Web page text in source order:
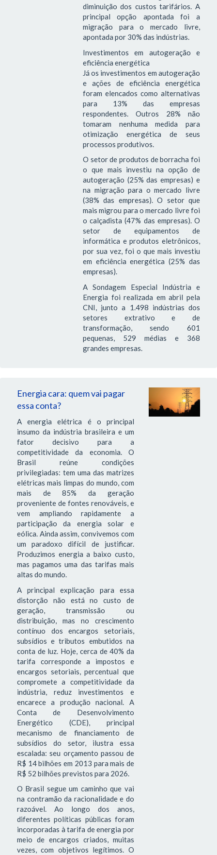
diminuição dos custos tarifários. A
principal opção apontada foi a
migração para o mercado livre,
apontada por 30% das indústrias.
Investimentos em autogeração e
eficiência energética
Já os investimentos em autogeração
e ações de eficiência energética
foram elencados como alternativas
para 13% das empresas
respondentes. Outros 28% não
tomaram nenhuma medida para
otimização energética de seus
processos produtivos.
O setor de produtos de borracha foi
o que mais investiu na opção de
autogeração (25% das empresas) e
na migração para o mercado livre
(38% das empresas). O setor que
mais migrou para o mercado livre foi
o calçadista (47% das empresas). O
setor de equipamentos de
informática e produtos eletrônicos,
por sua vez, foi o que mais investiu
em eficiência energética (25% das
empresas).
A Sondagem Especial Indústria e
Energia foi realizada em abril pela
CNI, junto a 1.498 indústrias dos
setores extrativo e de
transformação, sendo 601
pequenas, 529 médias e 368
grandes empresas.
Energia cara: quem vai pagar
essa conta?
A energia elétrica é o principal
insumo da indústria brasileira e um
fator decisivo para a
competitividade da economia. O
Brasil reúne condições
privilegiadas: tem uma das matrizes
elétricas mais limpas do mundo, com
mais de 85% da geração
proveniente de fontes renováveis, e
vem ampliando rapidamente a
participação da energia solar e
eólica. Ainda assim, convivemos com
um paradoxo difícil de justificar.
Produzimos energia a baixo custo,
mas pagamos uma das tarifas mais
altas do mundo.
A principal explicação para essa
distorção não está no custo de
geração, transmissão ou
distribuição, mas no crescimento
contínuo dos encargos setoriais,
subsídios e tributos embutidos na
conta de luz. Hoje, cerca de 40% da
tarifa corresponde a impostos e
encargos setoriais, percentual que
compromete a competitividade da
indústria, reduz investimentos e
encarece a produção nacional. A
Conta de Desenvolvimento
Energético (CDE), principal
mecanismo de financiamento de
subsídios do setor, ilustra essa
escalada: seu orçamento passou de
R$ 14 bilhões em 2013 para mais de
R$ 52 bilhões previstos para 2026.
O Brasil segue um caminho que vai
na contramão da racionalidade e do
razoável. Ao longo dos anos,
diferentes políticas públicas foram
incorporadas à tarifa de energia por
meio de encargos criados, muitas
vezes, com objetivos legítimos. O